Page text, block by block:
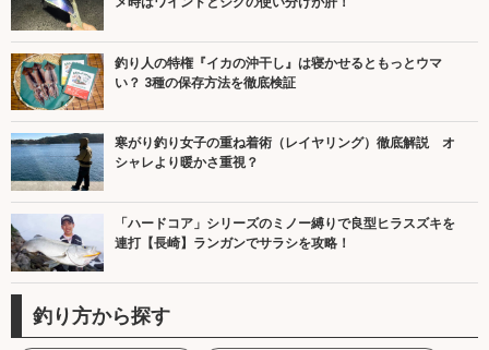
釣り人の特権『イカの沖干し』は寝かせるともっとウマ
い？ 3種の保存方法を徹底検証
寒がり釣り女子の重ね着術（レイヤリング）徹底解説 オ
シャレより暖かさ重視？
「ハードコア」シリーズのミノー縛りで良型ヒラスズキを
連打【長崎】ランガンでサラシを攻略！
釣り方から探す